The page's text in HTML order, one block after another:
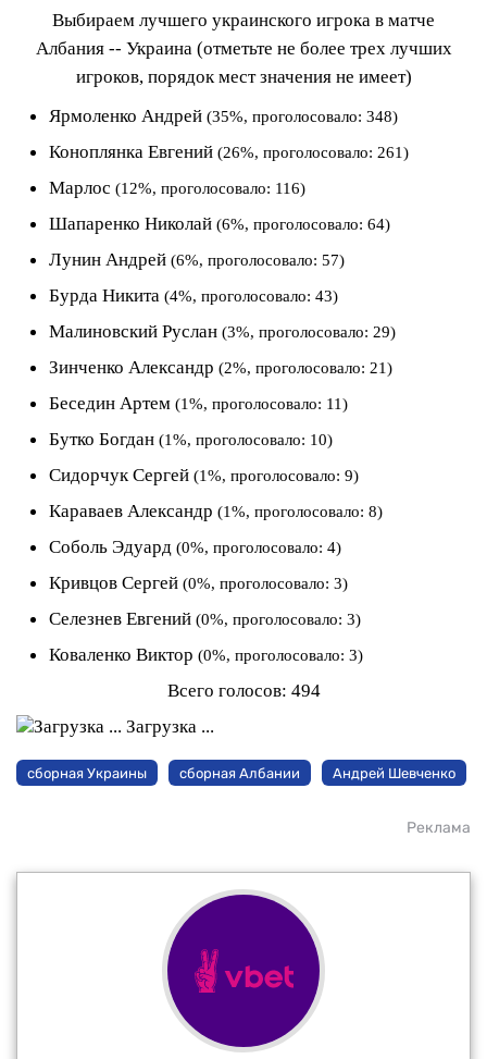
Выбираем лучшего украинского игрока в матче
Албания -- Украина (отметьте не более трех лучших
игроков, порядок мест значения не имеет)
Ярмоленко Андрей (35%, проголосовало: 348)
Коноплянка Евгений (26%, проголосовало: 261)
Марлос (12%, проголосовало: 116)
Шапаренко Николай (6%, проголосовало: 64)
Лунин Андрей (6%, проголосовало: 57)
Бурда Никита (4%, проголосовало: 43)
Малиновский Руслан (3%, проголосовало: 29)
Зинченко Александр (2%, проголосовало: 21)
Беседин Артем (1%, проголосовало: 11)
Бутко Богдан (1%, проголосовало: 10)
Сидорчук Сергей (1%, проголосовало: 9)
Караваев Александр (1%, проголосовало: 8)
Соболь Эдуард (0%, проголосовало: 4)
Кривцов Сергей (0%, проголосовало: 3)
Селезнев Евгений (0%, проголосовало: 3)
Коваленко Виктор (0%, проголосовало: 3)
Всего голосов: 494
Загрузка ...
сборная Украины сборная Албании Андрей Шевченко
Реклама